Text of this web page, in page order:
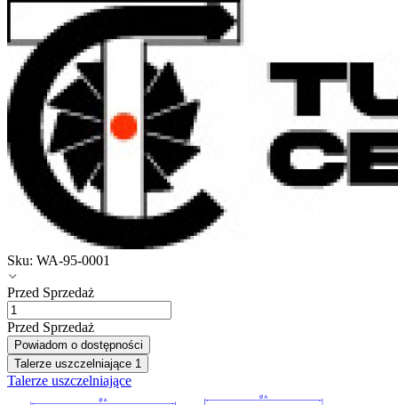
Sku: WA-95-0001
Przed Sprzedaż
Przed Sprzedaż
Powiadom o dostępności
Talerze uszczelniające 1
Talerze uszczelniające